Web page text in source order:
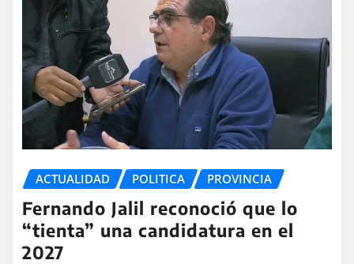
ACTUALIDAD POLITICA PROVINCIA
Fernando Jalil reconoció que lo
“tienta” una candidatura en el
2027